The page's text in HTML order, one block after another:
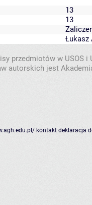
13
13
Łukasz
przedmiotów w USOS
autorskich jest
kontakt deklaracja